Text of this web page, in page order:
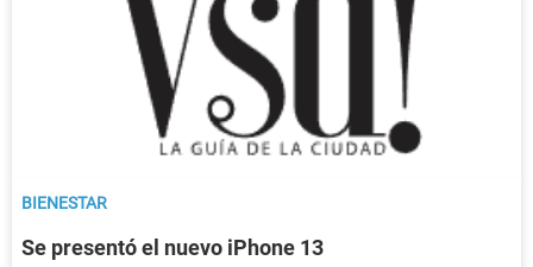
BIENESTAR
Se presentó el nuevo iPhone 13